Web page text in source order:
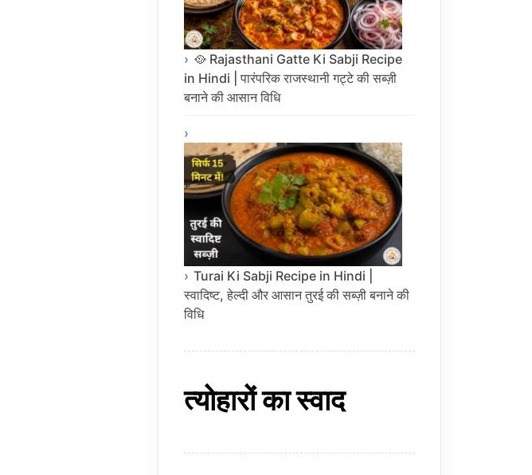
🥘 Rajasthani Gatte Ki Sabji Recipe
in Hindi | पारंपरिक राजस्थानी गट्टे की सब्ज़ी
बनाने की आसान विधि
Turai Ki Sabji Recipe in Hindi |
स्वादिष्ट, हेल्दी और आसान तुरई की सब्ज़ी बनाने की
विधि
त्योहारों का स्वाद